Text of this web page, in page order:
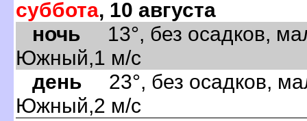
суббота, 10 августа
ночь 13°, без осадков,
Южный,1 м/с
день 23°, без осадков,
Южный,2 м/с